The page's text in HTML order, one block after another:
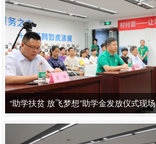
“助学扶贫 放飞梦想”助学金发放仪式现场